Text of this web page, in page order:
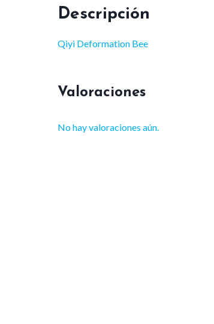
Descripción
Qiyi Deformation Bee
Valoraciones
No hay valoraciones aún.